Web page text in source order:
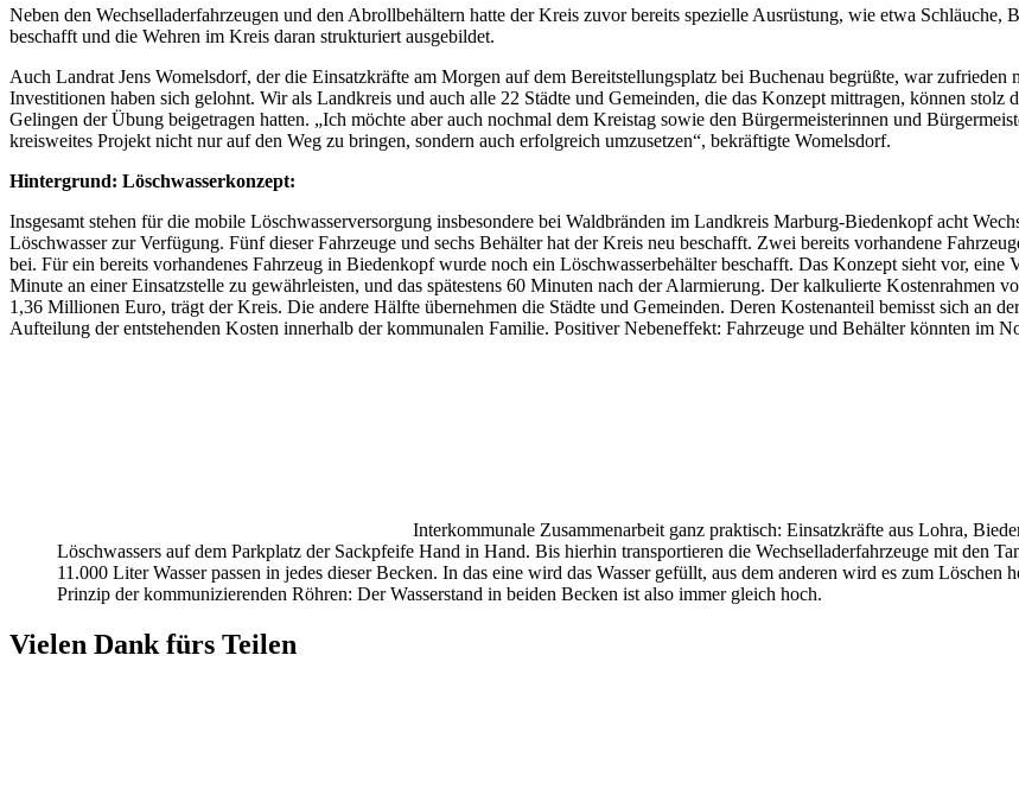
Neben den Wechselladerfahrzeugen und den Abrollbehältern hatte der Kreis zuvor bereits spezielle Ausrüstung, wie etwa Schläuche,
beschafft und die Wehren im Kreis daran strukturiert ausgebildet.
Auch Landrat Jens Womelsdorf, der die Einsatzkräfte am Morgen auf dem Bereitstellungsplatz bei Buchenau begrüßte, war
Investitionen haben sich gelohnt. Wir als Landkreis und auch alle 22 Städte und Gemeinden, die das Konzept mittragen, können
Gelingen der Übung beigetragen hatten. „Ich möchte aber auch nochmal dem Kreistag sowie den Bürgermeisterinnen und
kreisweites Projekt nicht nur auf den Weg zu bringen, sondern auch erfolgreich umzusetzen“, bekräftigte Womelsdorf.
Hintergrund: Löschwasserkonzept:
Insgesamt stehen für die mobile Löschwasserversorgung insbesondere bei Waldbränden im Landkreis Marburg-Biedenkopf acht
Löschwasser zur Verfügung. Fünf dieser Fahrzeuge und sechs Behälter hat der Kreis neu beschafft. Zwei bereits vorhandene
bei. Für ein bereits vorhandenes Fahrzeug in Biedenkopf wurde noch ein Löschwasserbehälter beschafft. Das Konzept sieht vor,
Minute an einer Einsatzstelle zu gewährleisten, und das spätestens 60 Minuten nach der Alarmierung. Der kalkulierte
1,36 Millionen Euro, trägt der Kreis. Die andere Hälfte übernehmen die Städte und Gemeinden. Deren Kostenanteil bemisst sich an
Aufteilung der entstehenden Kosten innerhalb der kommunalen Familie. Positiver Nebeneffekt: Fahrzeuge und Behälter könnten im
Interkommunale Zusammenarbeit ganz praktisch: Einsatzkräfte aus Lohra,
Löschwassers auf dem Parkplatz der Sackpfeife Hand in Hand. Bis hierhin transportieren die Wechselladerfahrzeuge mit den
11.000 Liter Wasser passen in jedes dieser Becken. In das eine wird das Wasser gefüllt, aus dem anderen wird es zum
Prinzip der kommunizierenden Röhren: Der Wasserstand in beiden Becken ist also immer gleich hoch.
Vielen Dank fürs Teilen